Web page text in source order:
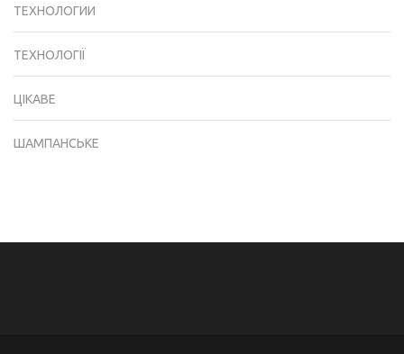
ТЕХНОЛОГИИ
ТЕХНОЛОГІЇ
ЦІКАВЕ
ШАМПАНСЬКЕ